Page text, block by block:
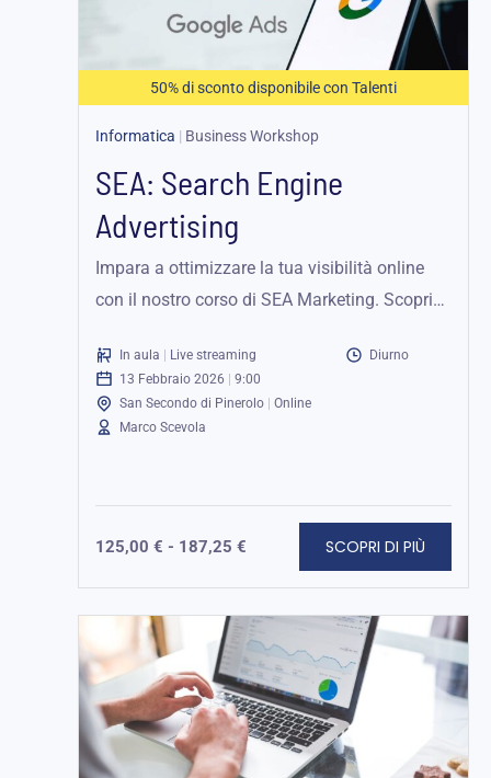
50% di sconto disponibile con Talenti
Informatica | Business Workshop
SEA: Search Engine
Advertising
Impara a ottimizzare la tua visibilità online
con il nostro corso di SEA Marketing. Scopri
In aula Live streaming
Diurno
13 Febbraio 2026
9:00
San Secondo di Pinerolo
Online
Marco Scevola
125,00 € - 187,25 €
187,25 €
SCOPRI DI PIÙ
Fascia
di
prezzo:
da
125,00 €
a
187,25 €